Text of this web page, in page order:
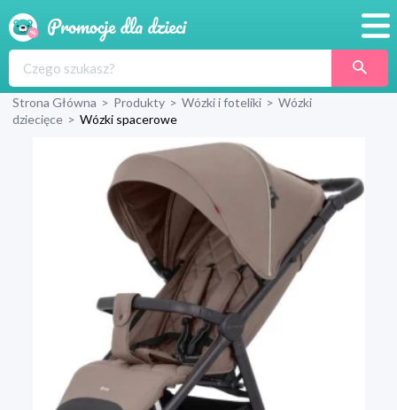
Produkty
Sklepy
Blog
Wyprawka
Strona Główna > Produkty > Wózki i foteliki > Wózki
dziecięce > Wózki spacerowe